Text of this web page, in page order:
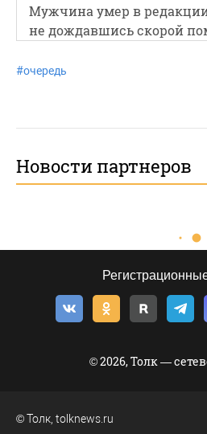
Мужчина умер в
не дождавшись скорой
#очередь
Новости партнеров
© 2026, Толк —
©Толк tolknews.ru